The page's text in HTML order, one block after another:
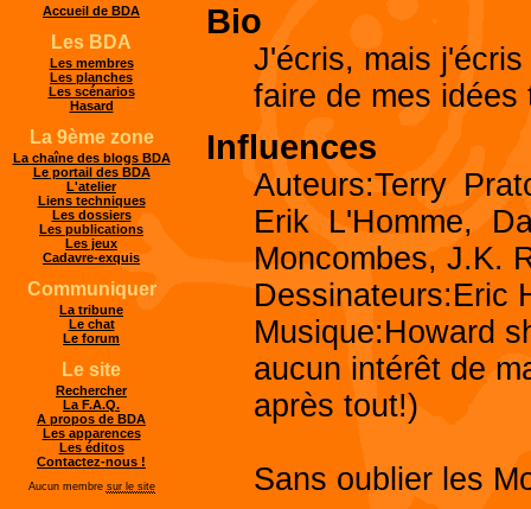
Bio
J'écris, mais
faire de mes idées
Influences
Auteurs:Terry
Erik L'Homme,
Moncombes, J.K.
Dessinateurs:Eric
Musique:Howard
aucun intérêt de
après tout!)
Sans oublier les
Accueil de BDA
Les BDA
Les membres
Les planches
Les scénarios
Hasard
La 9ème zone
La chaîne des blogs BDA
Le portail des BDA
L'atelier
Liens techniques
Les dossiers
Les publications
Les jeux
Cadavre-exquis
Communiquer
La tribune
Le chat
Le forum
Le site
Rechercher
La F.A.Q.
A propos de BDA
Les apparences
Les éditos
Contactez-nous !
Aucun membre sur le site